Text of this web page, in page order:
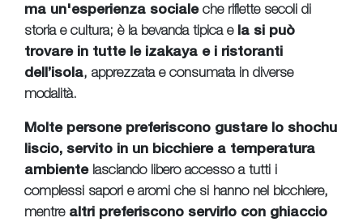
ma un'esperienza socialeche riflette secoli di
storia e cultura; è la bevanda tipica e la si può
trovare in tutte le izakaya e i ristoranti
dell’isola, apprezzata e consumata in diverse
modalità.
Molte persone preferiscono gustare lo shochu
liscio, servito in un bicchiere a temperatura
ambientelasciando libero accesso a tutti i
complessi sapori e aromi che si hanno nel bicchiere,
mentre altri preferiscono servirlo con ghiaccio